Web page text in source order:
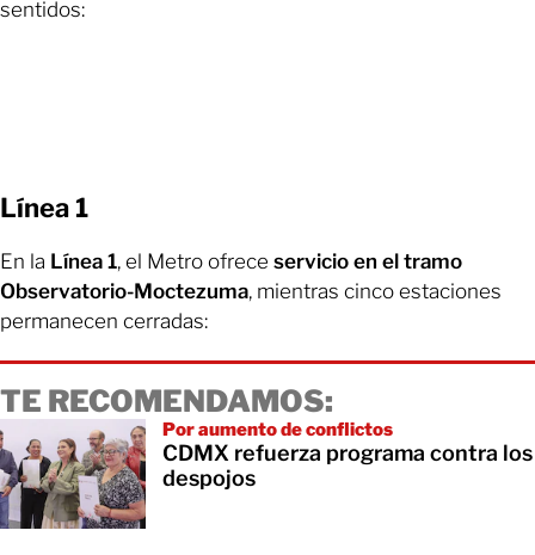
sentidos:
Línea 1
En la Línea 1, el Metro ofrece servicio en el tramo
Observatorio-Moctezuma, mientras cinco estaciones
permanecen cerradas:
TE RECOMENDAMOS:
Por aumento de conflictos
CDMX refuerza programa contra los
despojos